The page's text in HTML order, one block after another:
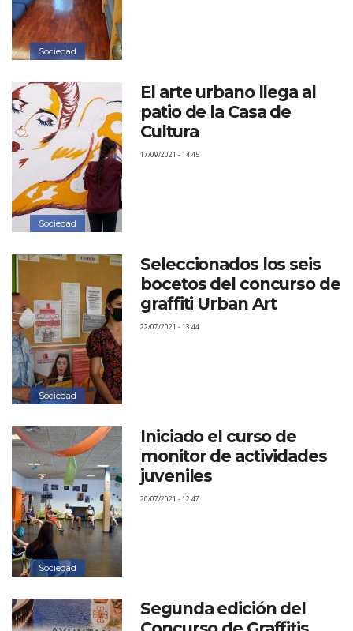
Sociedad
Sociedad
El arte urbano llega al
patio de la Casa de
Cultura
17/09/2021 - 14:45
Sociedad
Seleccionados los seis
bocetos del concurso de
graffiti Urban Art
22/07/2021 - 13:44
Sociedad
Iniciado el curso de
monitor de actividades
juveniles
20/07/2021 - 12:47
Segunda edición del